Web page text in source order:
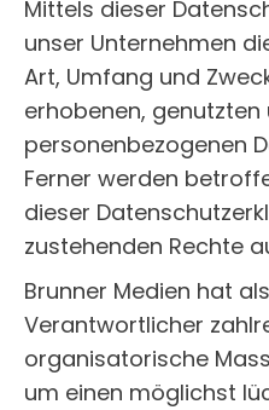
Mittels dieser
unser Unternehmen
Art, Umfang und
erhobenen,
personenbezogenen
Ferner werden
dieser
zustehenden Rechte
Brunner Medien hat
Verantwortlicher
organisatorische
um einen möglichst